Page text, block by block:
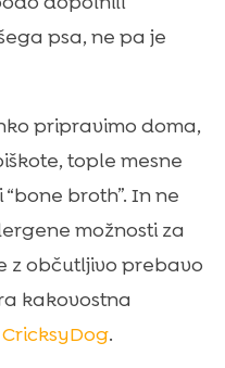
podpora ob
psa, ne pa je
pripravimo doma,
tople mesne
broth”. In ne
možnosti za
z občutljivo prebavo
kakovostna
CricksyDog.